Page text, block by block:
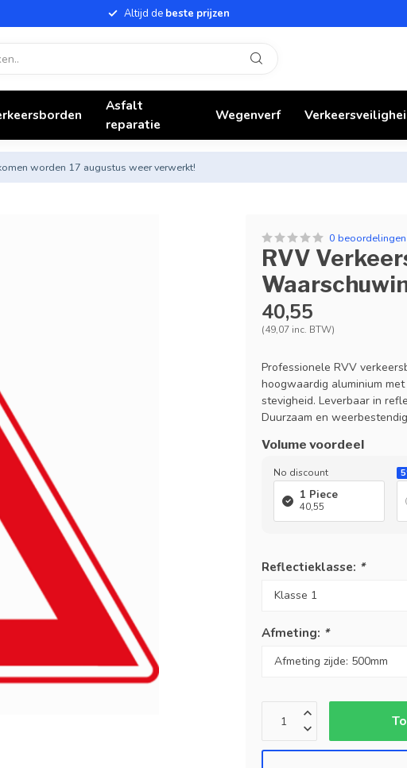
Altijd de beste prijzen
Asfalt
reparatie
Wegenverf
worden 17 augustus weer verwerkt!
0 beoordelingen
RVV
40,55
(49,07 inc. BTW)
Professionele RVV
hoogwaardig aluminium
stevigheid. Leverbaar in
Duurzaam en
Volume voordeel
No discount
1 Piece
40,55
Reflectieklasse: *
Afmeting: *